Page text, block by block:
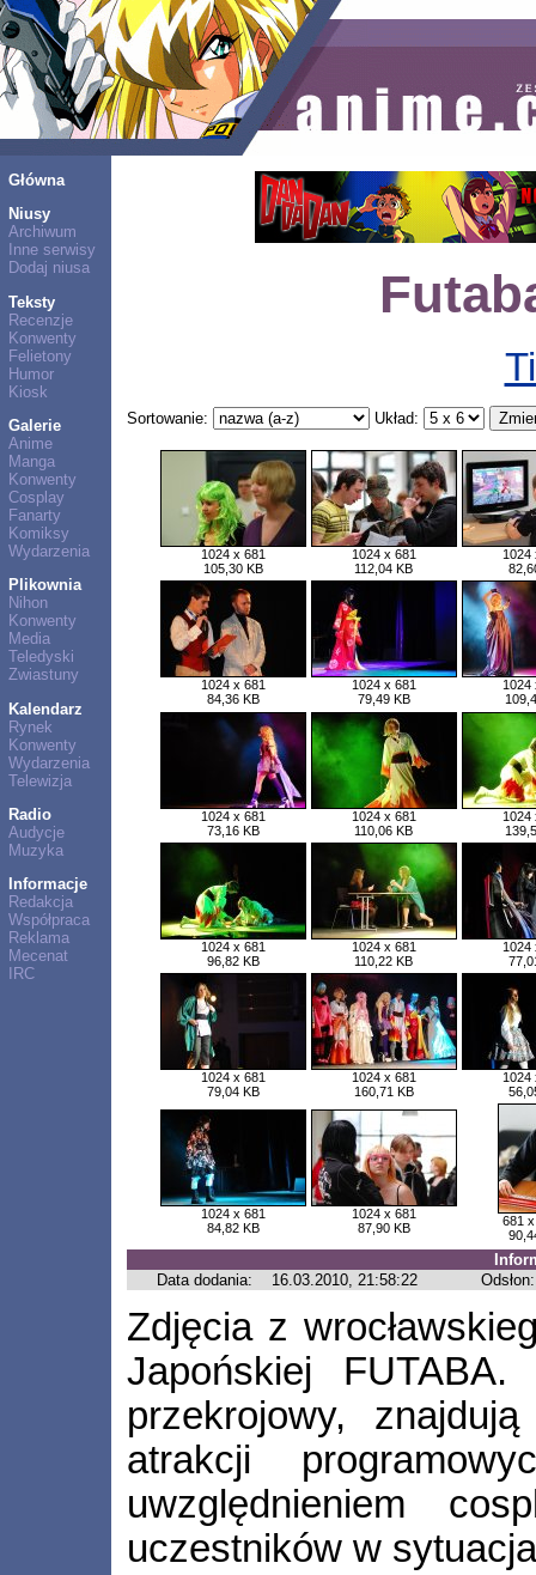
Główna
Niusy
Archiwum
Inne serwisy
Dodaj niusa
Teksty
Recenzje
Konwenty
Felietony
Humor
Kiosk
Galerie
Anime
Manga
Konwenty
Cosplay
Fanarty
Komiksy
Wydarzenia
Plikownia
Nihon
Konwenty
Media
Teledyski
Zwiastuny
Kalendarz
Rynek
Konwenty
Wydarzenia
Telewizja
Radio
Audycje
Muzyka
Informacje
Redakcja
Współpraca
Reklama
Mecenat
IRC
Sortowanie: Układ:
1024 x 681
105,30 KB
1024 x 681
112,04 KB
1024
1024 x 681
84,36 KB
1024 x 681
79,49 KB
1024
1024 x 681
73,16 KB
1024 x 681
110,06 KB
1024
1024 x 681
96,82 KB
1024 x 681
110,22 KB
1024
1024 x 681
79,04 KB
1024 x 681
160,71 KB
1024
1024 x 681
84,82 KB
1024 x 681
87,90 KB
681
Data dodania:
16.03.2010, 21:58:22 Odsłon:
Zdjęcia z
Japońskiej
przekrojowy,
atrakcji
uwzględnieniem
uczestników w